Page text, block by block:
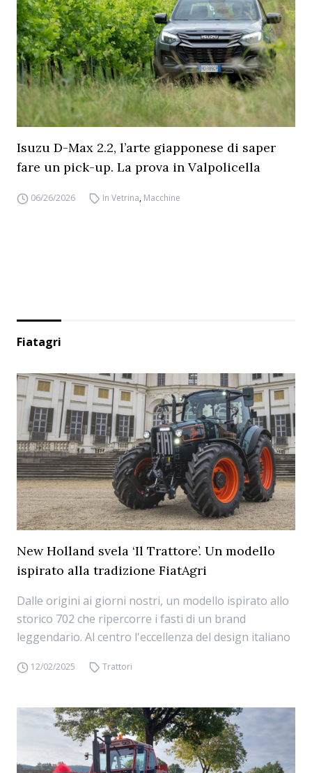
Isuzu D-Max 2.2, l’arte giapponese di saper
fare un pick-up. La prova in Valpolicella
06/26/2026 In Vetrina, Macchine
Fiatagri
New Holland svela ‘Il Trattore’. Un modello
ispirato alla tradizione FiatAgri
Dalle origini ai giorni nostri, un modello ispirato allo
storico 702 che ripercorre i fasti di un brand
leggendario. Al centro l'eccellenza del design italiano
12/02/2025 Trattori